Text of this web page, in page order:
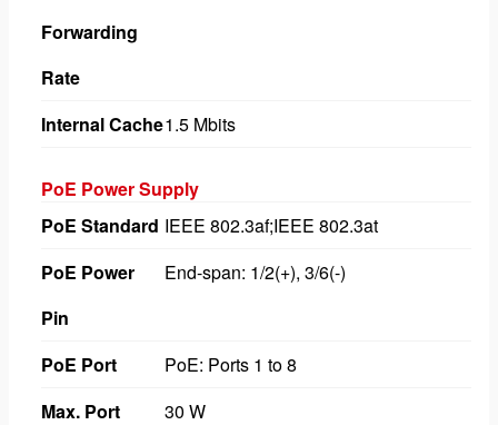
Forwarding
Rate
Internal Cache1.5 Mbits
PoE Power Supply
PoE Standard IEEE 802.3af;IEEE 802.3at
PoE Power
Pin
End-span: 1/2(+), 3/6(-)
PoE Port
PoE: Ports 1 to 8
Max. Port
30 W